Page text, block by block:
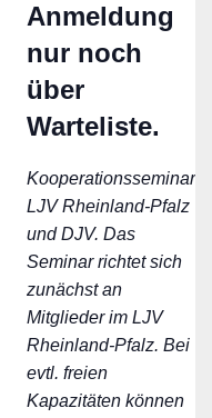
Anmeldung
nur noch
über
Warteliste.
Kooperationsseminar
LJV Rheinland-Pfalz
und DJV. Das
Seminar richtet sich
zunächst an
Mitglieder im LJV
Rheinland-Pfalz. Bei
evtl. freien
Kapazitäten können